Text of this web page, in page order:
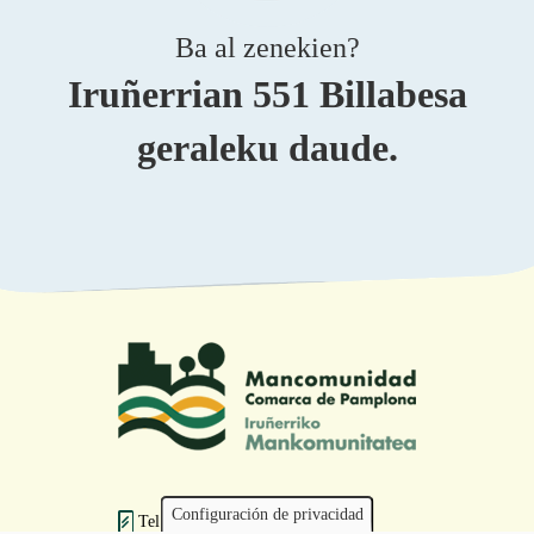
Ba al zenekien?
Iruñerrian 551 Billabesa
geraleku daude.
Tel.: 948 203 444
Configuración de privacidad